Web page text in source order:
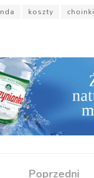
koszty choinki
Poprzedni